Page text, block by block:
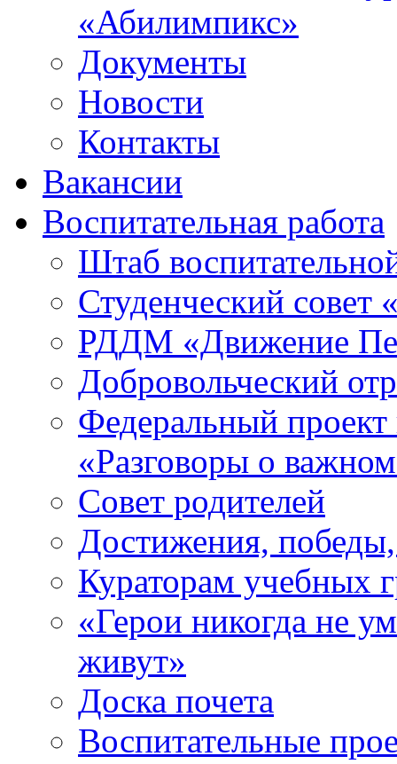
«Абилимпикс»
Документы
Новости
Контакты
Вакансии
Воспитательная работа
Штаб
Студенческий совет
РДДМ «Движение
Добровольческий
Федеральный
«Разговоры о
Совет родителей
Достижения,
Кураторам учебных
«Герои никогда не
живут»
Доска почета
Воспитательные